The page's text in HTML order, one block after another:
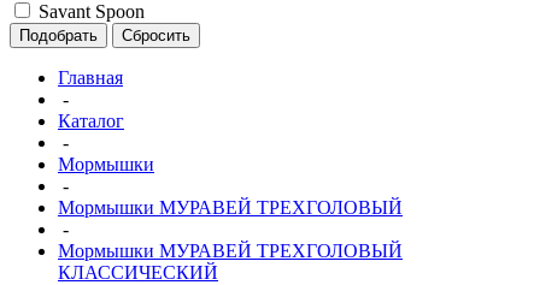
Savant Spoon
Подобрать Сбросить
Главная
-
Каталог
-
Мормышки
-
Мормышки МУРАВЕЙ ТРЕХГОЛОВЫЙ
-
Мормышки МУРАВЕЙ ТРЕХГОЛОВЫЙ
КЛАССИЧЕСКИЙ